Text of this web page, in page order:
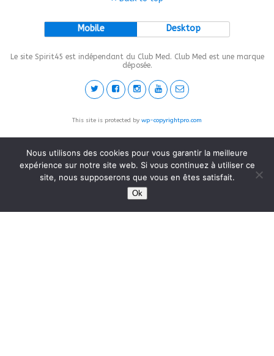
Mobile Desktop
Le site Spirit45 est indépendant du Club Med. Club Med est une marque
déposée.
This site is protected by wp-copyrightpro.com
Nous utilisons des cookies pour vous garantir la meilleure
expérience sur notre site web. Si vous continuez à utiliser ce
site, nous supposerons que vous en êtes satisfait.
Ok